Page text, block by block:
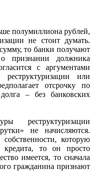
полумиллиона рублей,
не стоит думать.
то банки получают
признании должника
с аргументами
или
отсрочку по
– без банковских
реструктуризации
не начисляются.
которую
то он просто
имеется, то сначала
гражданина признают